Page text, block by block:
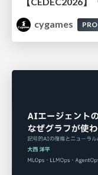
cygames
PRO